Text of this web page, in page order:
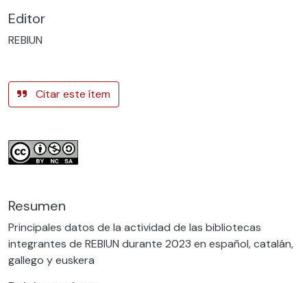
Editor
REBIUN
Citar este ítem
Resumen
Principales datos de la actividad de las bibliotecas
integrantes de REBIUN durante 2023 en español, catalán,
gallego y euskera